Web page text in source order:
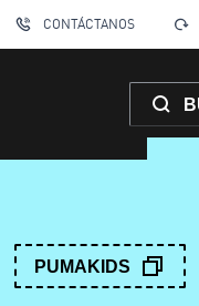
CONTÁCTANOS
PUMAKIDS